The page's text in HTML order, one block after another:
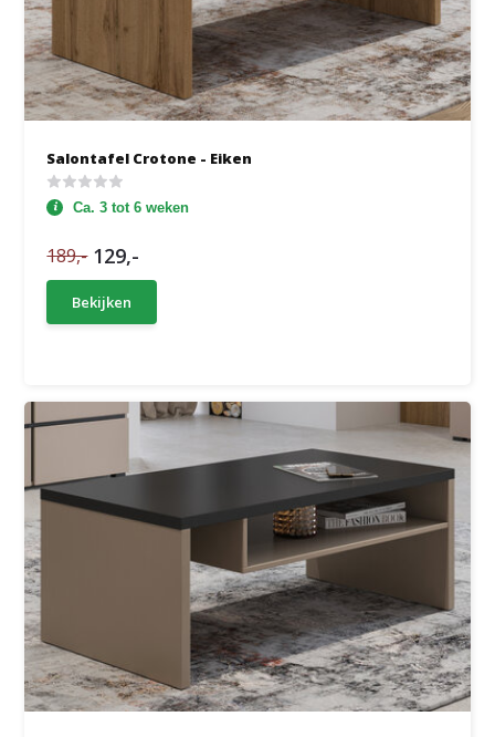
Salontafel Crotone - Eiken
Ca. 3 tot 6 weken
189,- 129,-
Bekijken